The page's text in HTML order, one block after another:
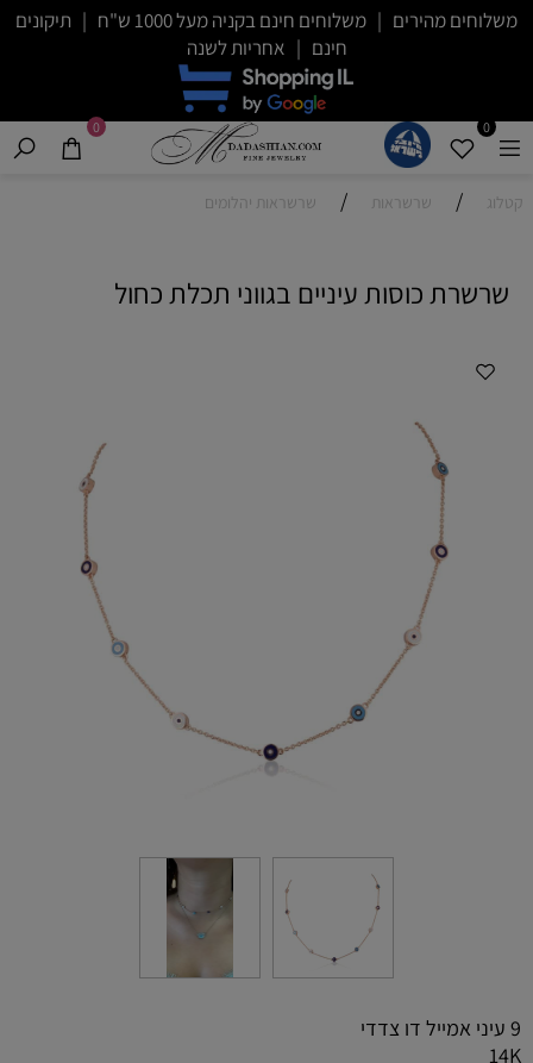
משלוחים מהירים | משלוחים חינם בקניה מעל 1000 ש"ח | תיקונים
חינם | אחריות לשנה
0
0
קטלוג / שרשראות / שרשראות יהלומים
שרשרת כוסות עיניים בגווני תכלת כחול
9 עיני אמייל דו צדדי
14K